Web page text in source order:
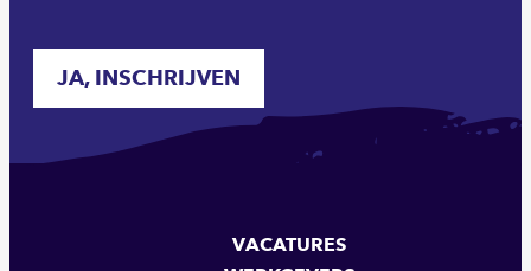
JA, INSCHRIJVEN
VACATURES